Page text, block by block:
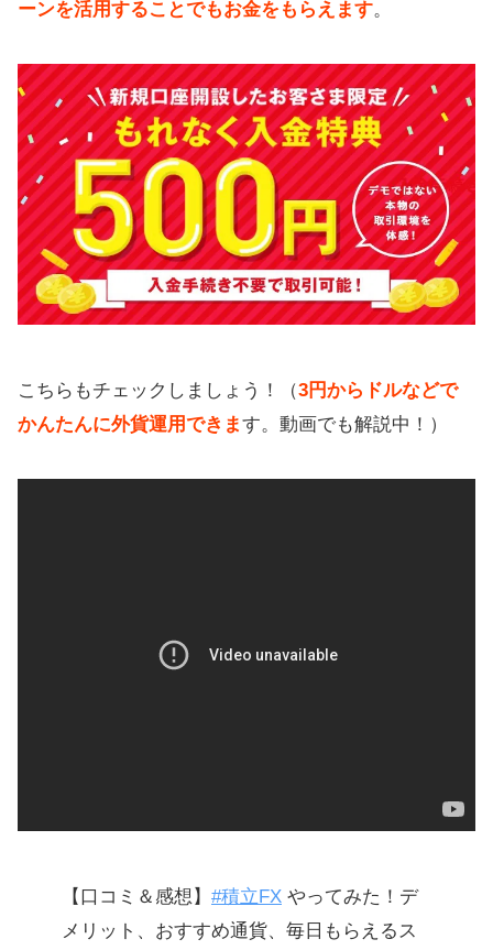
ーンを活用することでもお金をもらえます。
こちらもチェックしましょう！（3円からドルなどで
かんたんに外貨運用できます。動画でも解説中！）
【口コミ＆感想】 #積立FX やってみた！デ
メリット、おすすめ通貨、毎日もらえるス